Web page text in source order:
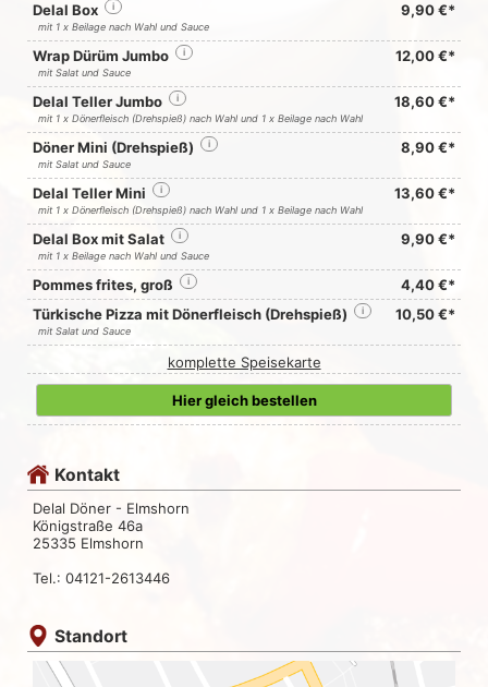
Delal Box i 9,90 €*
mit 1 x Beilage nach Wahl und Sauce
Wrap Dürüm Jumbo i 12,00 €*
mit Salat und Sauce
Delal Teller Jumbo i 18,60 €*
mit 1 x Dönerfleisch (Drehspieß) nach Wahl und 1 x Beilage nach Wahl
Döner Mini (Drehspieß) i 8,90 €*
mit Salat und Sauce
Delal Teller Mini i 13,60 €*
mit 1 x Dönerfleisch (Drehspieß) nach Wahl und 1 x Beilage nach Wahl
Delal Box mit Salat i 9,90 €*
mit 1 x Beilage nach Wahl und Sauce
Pommes frites, groß i
4,40 €*
Türkische Pizza mit Dönerfleisch (Drehspieß)
i 10,50 €*
mit Salat und Sauce
komplette Speisekarte
Hier gleich bestellen
Kontakt
Delal Döner - Elmshorn
Königstraße 46a
25335 Elmshorn
Tel.: 04121-2613446
Standort